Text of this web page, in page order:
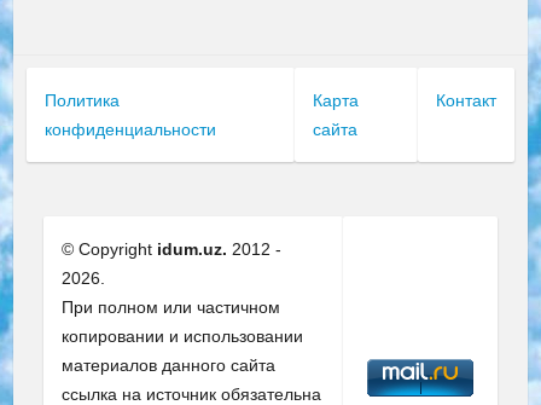
Политика
конфиденциальности
Карта
сайта
Контакт
© Copyright idum.uz. 2012 -
2026.
При полном или частичном
копировании и использовании
материалов данного сайта
ссылка на источник обязательна